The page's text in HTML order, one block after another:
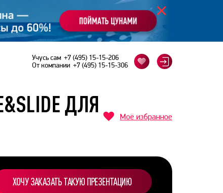
Учусь сам +7 (495) 15-15-206
От компании +7 (495) 15-15-306
ДЛЯ
Моё избранное
ХОЧУ ЗАКАЗАТЬ ТАКУЮ ПРЕЗЕНТАЦИЮ